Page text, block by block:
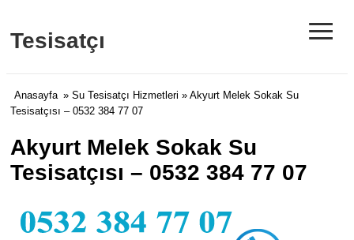
Tesisatçı ≡
Anasayfa » Su Tesisatçı Hizmetleri » Akyurt Melek Sokak Su
Tesisatçısı – 0532 384 77 07
Akyurt Melek Sokak Su
Tesisatçısı – 0532 384 77 07